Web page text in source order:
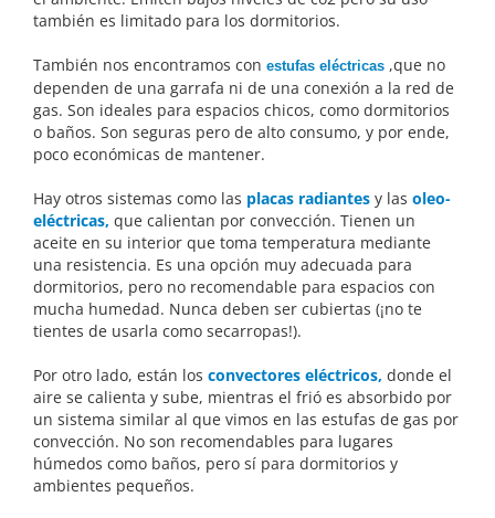
también es limitado para los dormitorios.
También nos encontramos con estufas eléctricas ,que no
dependen de una garrafa ni de una conexión a la red de
gas. Son ideales para espacios chicos, como dormitorios
o baños. Son seguras pero de alto consumo, y por ende,
poco económicas de mantener.
Hay otros sistemas como las placas radiantes y las oleo-
eléctricas, que calientan por convección. Tienen un
aceite en su interior que toma temperatura mediante
una resistencia. Es una opción muy adecuada para
dormitorios, pero no recomendable para espacios con
mucha humedad. Nunca deben ser cubiertas (¡no te
tientes de usarla como secarropas!).
Por otro lado, están los convectores eléctricos, donde el
aire se calienta y sube, mientras el frió es absorbido por
un sistema similar al que vimos en las estufas de gas por
convección. No son recomendables para lugares
húmedos como baños, pero sí para dormitorios y
ambientes pequeños.